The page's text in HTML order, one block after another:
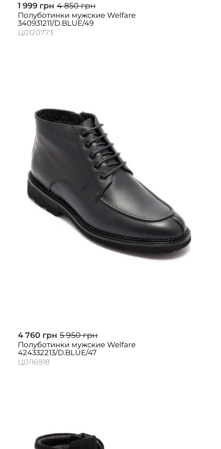
1 999 грн 4 850 грн
Полуботинки мужские Welfare
340931211/D.BLUE/49
Ц0120773
4 760 грн 5 950 грн
Полуботинки мужские Welfare
424332213/D.BLUE/47
Ц0116918